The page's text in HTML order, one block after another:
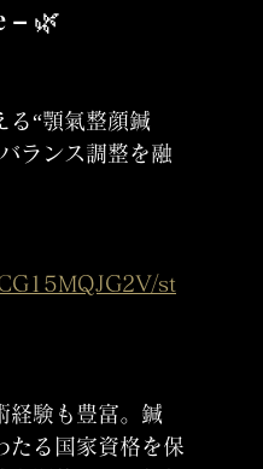
– 🌿
る“顎氣整顔鍼
ランス調整を融
st
験も豊富。鍼
たる国家資格を保